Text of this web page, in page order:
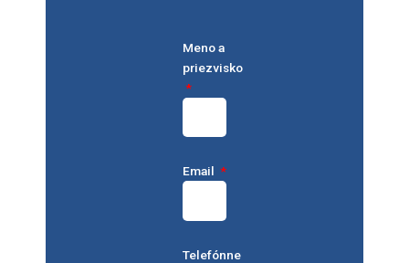
Meno a
priezvisko
Email
Telefónne